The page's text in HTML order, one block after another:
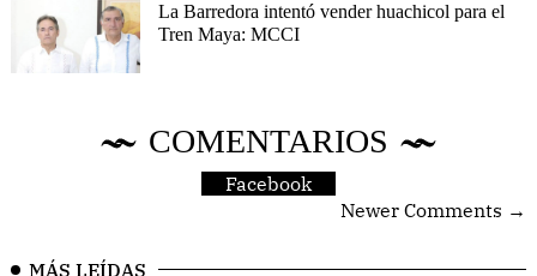
La Barredora intentó vender huachicol para el
Tren Maya: MCCI
COMENTARIOS
Facebook
Newer Comments →
MÁS LEÍDAS